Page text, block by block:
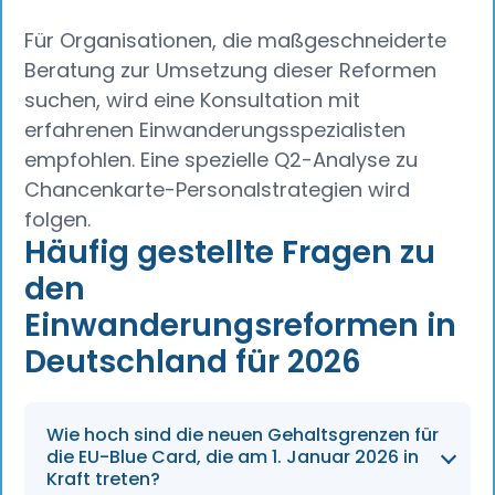
Für Organisationen, die maßgeschneiderte
Beratung zur Umsetzung dieser Reformen
suchen, wird eine Konsultation mit
erfahrenen Einwanderungsspezialisten
empfohlen. Eine spezielle Q2-Analyse zu
Chancenkarte-Personalstrategien wird
folgen.
Häufig gestellte Fragen zu
den
Einwanderungsreformen in
Deutschland für 2026
Wie hoch sind die neuen Gehaltsgrenzen für
die EU-Blue Card, die am 1. Januar 2026 in
Kraft treten?